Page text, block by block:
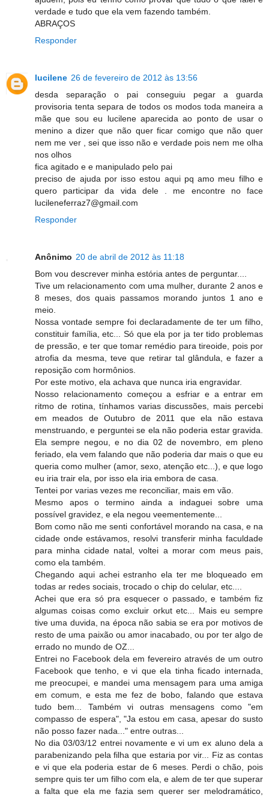
verdade e tudo que ela vem fazendo também.
ABRAÇOS
Responder
lucilene 26 de fevereiro de 2012 às 13:56
desda separação o pai conseguiu pegar a guarda
provisoria tenta separa de todos os modos toda maneira a
mãe que sou eu lucilene aparecida ao ponto de usar o
menino a dizer que não quer ficar comigo que não quer
nem me ver , sei que isso não e verdade pois nem me olha
nos olhos
fica agitado e e manipulado pelo pai
preciso de ajuda por isso estou aqui pq amo meu filho e
quero participar da vida dele . me encontre no face
lucileneferraz7@gmail.com
Responder
Anônimo 20 de abril de 2012 às 11:18
Bom vou descrever minha estória antes de perguntar....
Tive um relacionamento com uma mulher, durante 2 anos e
8 meses, dos quais passamos morando juntos 1 ano e
meio.
Nossa vontade sempre foi declaradamente de ter um filho,
constituir família, etc... Só que ela por ja ter tido problemas
de pressão, e ter que tomar remédio para tireoide, pois por
atrofia da mesma, teve que retirar tal glândula, e fazer a
reposição com hormônios.
Por este motivo, ela achava que nunca iria engravidar.
Nosso relacionamento começou a esfriar e a entrar em
ritmo de rotina, tínhamos varias discussões, mais percebi
em meados de Outubro de 2011 que ela não estava
menstruando, e perguntei se ela não poderia estar gravida.
Ela sempre negou, e no dia 02 de novembro, em pleno
feriado, ela vem falando que não poderia dar mais o que eu
queria como mulher (amor, sexo, atenção etc...), e que logo
eu iria trair ela, por isso ela iria embora de casa.
Tentei por varias vezes me reconciliar, mais em vão.
Mesmo apos o termino ainda a indaguei sobre uma
possível gravidez, e ela negou veementemente...
Bom como não me senti confortável morando na casa, e na
cidade onde estávamos, resolvi transferir minha faculdade
para minha cidade natal, voltei a morar com meus pais,
como ela também.
Chegando aqui achei estranho ela ter me bloqueado em
todas ar redes sociais, trocado o chip do celular, etc....
Achei que era só pra esquecer o passado, e também fiz
algumas coisas como excluir orkut etc... Mais eu sempre
tive uma duvida, na época não sabia se era por motivos de
resto de uma paixão ou amor inacabado, ou por ter algo de
errado no mundo de OZ...
Entrei no Facebook dela em fevereiro através de um outro
Facebook que tenho, e vi que ela tinha ficado internada,
me preocupei, e mandei uma mensagem para uma amiga
em comum, e esta me fez de bobo, falando que estava
tudo bem... Também vi outras mensagens como "em
compasso de espera", "Ja estou em casa, apesar do susto
não posso fazer nada..." entre outras...
No dia 03/03/12 entrei novamente e vi um ex aluno dela a
parabenizando pela filha que estaria por vir... Fiz as contas
e vi que ela poderia estar de 6 meses. Perdi o chão, pois
sempre quis ter um filho com ela, e alem de ter que superar
a falta que ela me fazia sem querer ser melodramático,